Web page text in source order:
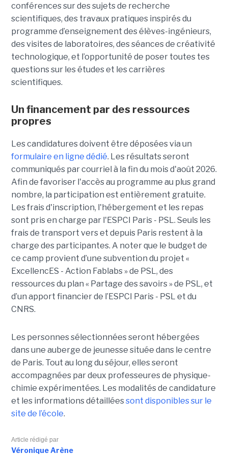
conférences sur des sujets de recherche
scientifiques, des travaux pratiques inspirés du
programme d’enseignement des élèves-ingénieurs,
des visites de laboratoires, des séances de créativité
technologique, et l’opportunité de poser toutes tes
questions sur les études et les carrières
scientifiques.
Un financement par des ressources
propres
Les candidatures doivent être déposées via un
formulaire en ligne dédié. Les résultats seront
communiqués par courriel à la fin du mois d'août 2026.
Afin de favoriser l'accès au programme au plus grand
nombre, la participation est entièrement gratuite.
Les frais d'inscription, l'hébergement et les repas
sont pris en charge par l'ESPCI Paris - PSL. Seuls les
frais de transport vers et depuis Paris restent à la
charge des participantes. A noter que le budget de
ce camp provient d’une subvention du projet «
ExcellencES - Action Fablabs » de PSL, des
ressources du plan « Partage des savoirs » de PSL, et
d’un apport financier de l’ESPCI Paris - PSL et du
CNRS.
Les personnes sélectionnées seront hébergées
dans une auberge de jeunesse située dans le centre
de Paris. Tout au long du séjour, elles seront
accompagnées par deux professeures de physique-
chimie expérimentées. Les modalités de candidature
et les informations détailléessont disponibles sur le
site de l’école.
Article rédigé par
Véronique Arène